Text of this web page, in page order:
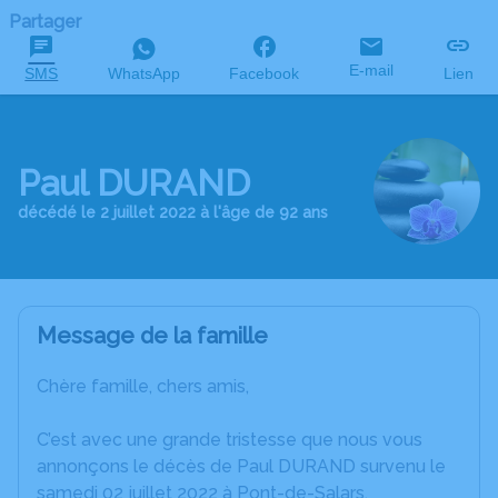
Partager
SMS WhatsApp Facebook E-mail Lien
Paul DURAND
décédé le 2 juillet 2022 à l'âge de 92 ans
Message de la famille
Chère famille, chers amis,
C’est avec une grande tristesse que nous vous
annonçons le décès de Paul DURAND survenu le
samedi 02 juillet 2022 à Pont-de-Salars.